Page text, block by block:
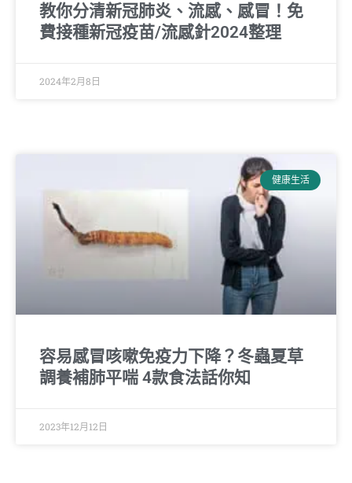
教你分清新冠肺炎、流感、感冒！免
費接種新冠疫苗/流感針2024整理
2024年2月8日
健康生活
容易感冒咳嗽免疫力下降？冬蟲夏草
調養補肺平喘 4款食法話你知
2023年12月12日